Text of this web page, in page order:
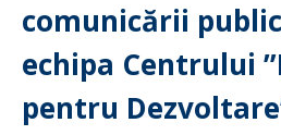
comunicării
echipa Centrului
pentru